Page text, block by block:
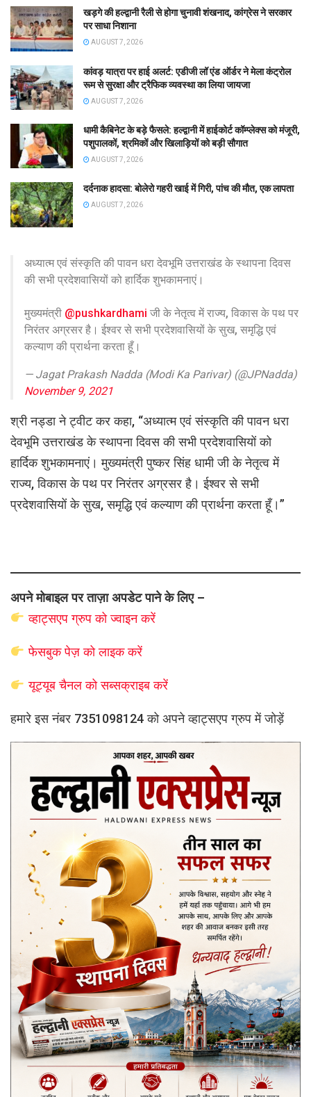
खड़गे की हल्द्वानी रैली से होगा चुनावी शंखनाद, कांग्रेस ने सरकार
पर साधा निशाना
AUGUST 7, 2026
कांवड़ यात्रा पर हाई अलर्ट: एडीजी लॉ एंड ऑर्डर ने मेला कंट्रोल
रूम से सुरक्षा और ट्रैफिक व्यवस्था का लिया जायजा
AUGUST 7, 2026
धामी कैबिनेट के बड़े फैसले: हल्द्वानी में हाईकोर्ट कॉम्प्लेक्स को मंजूरी,
पशुपालकों, श्रमिकों और खिलाड़ियों को बड़ी सौगात
AUGUST 7, 2026
दर्दनाक हादसा: बोलेरो गहरी खाई में गिरी, पांच की मौत, एक लापता
AUGUST 7, 2026
अध्यात्म एवं संस्कृति की पावन धरा देवभूमि उत्तराखंड के स्थापना दिवस
की सभी प्रदेशवासियों को हार्दिक शुभकामनाएं।
मुख्यमंत्री @pushkardhami जी के नेतृत्व में राज्य, विकास के पथ पर
निरंतर अग्रसर है। ईश्वर से सभी प्रदेशवासियों के सुख, समृद्धि एवं
कल्याण की प्रार्थना करता हूँ।
— Jagat Prakash Nadda (Modi Ka Parivar) (@JPNadda)
November 9, 2021
श्री नड्डा ने ट्वीट कर कहा, “अध्यात्म एवं संस्कृति की पावन धरा
देवभूमि उत्तराखंड के स्थापना दिवस की सभी प्रदेशवासियों को
हार्दिक शुभकामनाएं। मुख्यमंत्री पुष्कर सिंह धामी जी के नेतृत्व में
राज्य, विकास के पथ पर निरंतर अग्रसर है। ईश्वर से सभी
प्रदेशवासियों के सुख, समृद्धि एवं कल्याण की प्रार्थना करता हूँ।”
अपने मोबाइल पर ताज़ा अपडेट पाने के लिए –
व्हाट्सएपग्रुप कोज्वाइन करें
फेसबुक पेज़ को लाइक करें
यूट्यूब चैनल को सब्सक्राइब करें
हमारे इस नंबर 7351098124 को अपने व्हाट्सएप ग्रुप में जोड़ें